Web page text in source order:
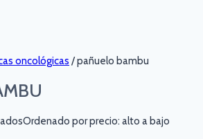
oncológicas /pañuelo bambu
Ordenado por precio: alto a bajo